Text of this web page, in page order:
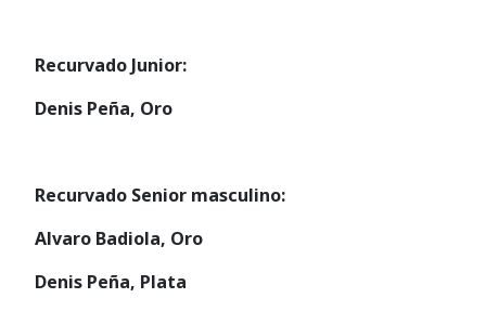
Recurvado Junior:
Denis Peña, Oro
Recurvado Senior masculino:
Alvaro Badiola, Oro
Denis Peña, Plata